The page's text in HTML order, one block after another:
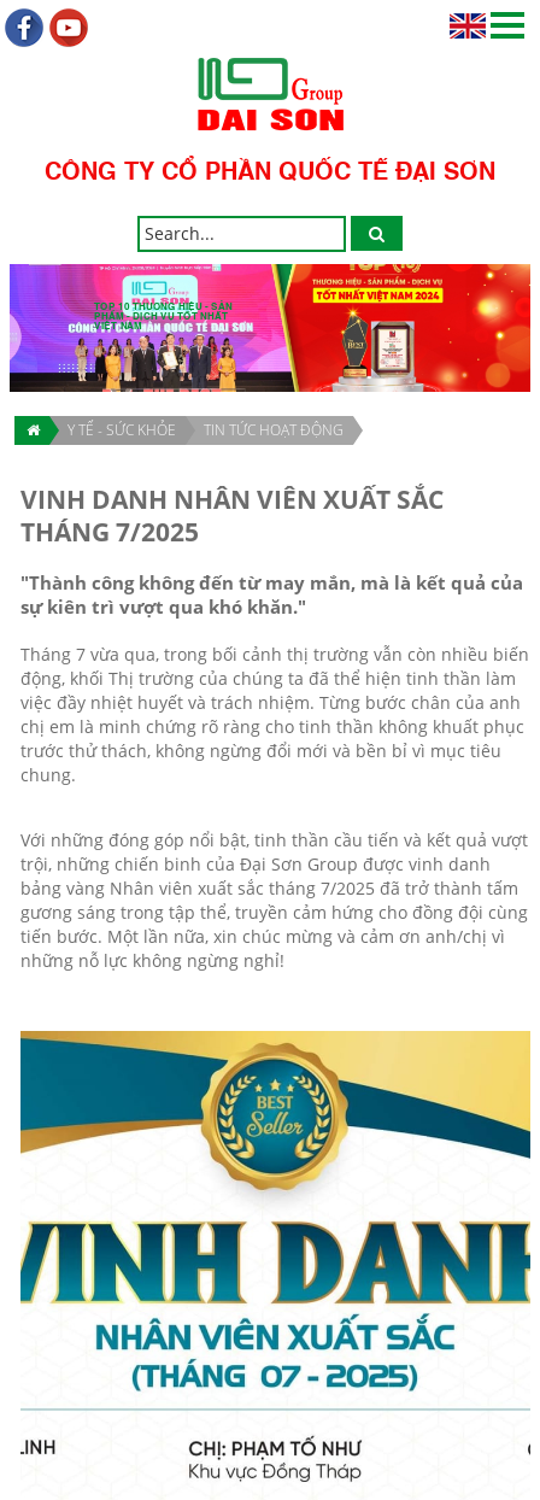
CÔNG TY CỔ PHẦN QUỐC TẾ ĐẠI SƠN
TOP 10 THƯƠNG HIỆU - SẢN
PHẨM - DỊCH VỤ TỐT NHẤT
VIỆT NAM
Y TẾ - SỨC KHỎE TIN TỨC HOẠT ĐỘNG
VINH DANH NHÂN VIÊN XUẤT SẮC
THÁNG 7/2025
"Thành công không đến từ may mắn, mà là kết quả của
sự kiên trì vượt qua khó khăn."
Tháng 7 vừa qua, trong bối cảnh thị trường vẫn còn nhiều biến
động, khối Thị trường của chúng ta đã thể hiện tinh thần làm
việc đầy nhiệt huyết và trách nhiệm. Từng bước chân của anh
chị em là minh chứng rõ ràng cho tinh thần không khuất phục
trước thử thách, không ngừng đổi mới và bền bỉ vì mục tiêu
chung.
Với những đóng góp nổi bật, tinh thần cầu tiến và kết quả vượt
trội, những chiến binh của Đại Sơn Group được vinh danh
bảng vàng Nhân viên xuất sắc tháng 7/2025 đã trở thành tấm
gương sáng trong tập thể, truyền cảm hứng cho đồng đội cùng
tiến bước. Một lần nữa, xin chúc mừng và cảm ơn anh/chị vì
những nỗ lực không ngừng nghỉ!